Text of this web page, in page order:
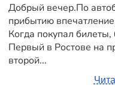
Добрый вечер.По
прибытию
Когда покупал
Первый в Ростове на
второй...